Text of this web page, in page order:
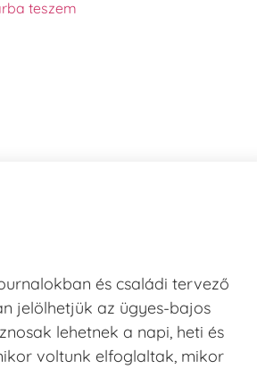
teszem
és családi tervező
jelölhetjük az ügyes-bajos
lehetnek a napi, heti és
voltunk elfoglaltak, mikor